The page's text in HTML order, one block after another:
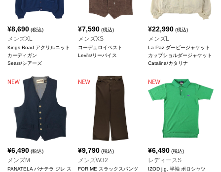
¥8,690 (税込)
メンズXL
Kings Road アクリルニット
カーディガン
Sears/シアーズ
¥7,590(税込)
メンズXS
コーデュロイベスト
Levi's/リーバイス
¥22,990 (税込)
メンズL
La Paz ダービージャケット
カップショルダージャケット
Catalina/カタリナ
¥6,490 (税込)
メンズM
PANATELA パナテラ ジレ ス
¥9,790(税込)
メンズW32
FOR ME スラックスパンツ
¥6,490 (税込)
レディースS
IZOD j.g. 半袖 ポロシャツ